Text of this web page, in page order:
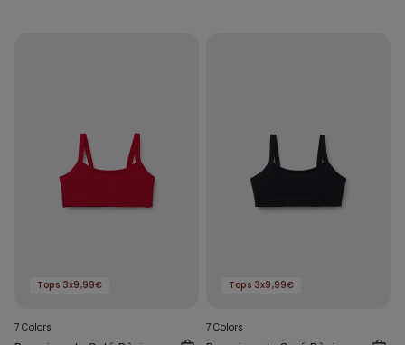
Tops 3x9,99€
7 Colors
Tops 3x9,99€
7 Colors